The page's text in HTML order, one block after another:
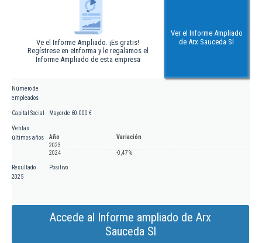
Ve el Informe Ampliado. ¡Es gratis!
Regístrese en eInforma y le regalamos el
Informe Ampliado de esta empresa
Ver el Informe Ampliado
de Arx Sauceda Sl
Número de
empleados
Capital Social Mayor de 60.000 €
Ventas
últimos años
Año
Variación
2023
2024
-0,47 %
Resultado
2025
Positivo
Accede al Informe ampliado de Arx
Sauceda Sl